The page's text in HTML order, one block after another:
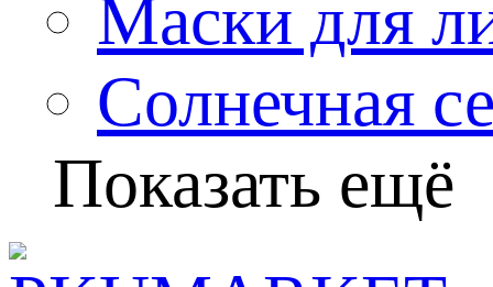
Маски для
Солнечная
Показать ещё